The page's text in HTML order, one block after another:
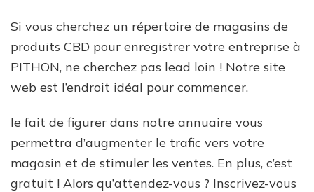
Si vous cherchez un répertoire de magasins de
produits CBD pour enregistrer votre entreprise à
PITHON, ne cherchez pas lead loin ! Notre site
web est l’endroit idéal pour commencer.
le fait de figurer dans notre annuaire vous
permettra d’augmenter le trafic vers votre
magasin et de stimuler les ventes. En plus, c’est
gratuit ! Alors qu’attendez-vous ? Inscrivez-vous